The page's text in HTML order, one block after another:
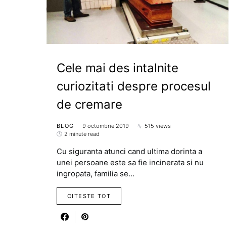
Cele mai des intalnite
curiozitati despre procesul
de cremare
BLOG 9 octombrie 2019
515 views
2 minute read
Cu siguranta atunci cand ultima dorinta a
unei persoane este sa fie incinerata si nu
ingropata, familia se…
CITESTE TOT